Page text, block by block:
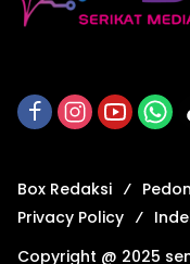
Box Redaksi
Privacy Policy
Copyright @ 2025